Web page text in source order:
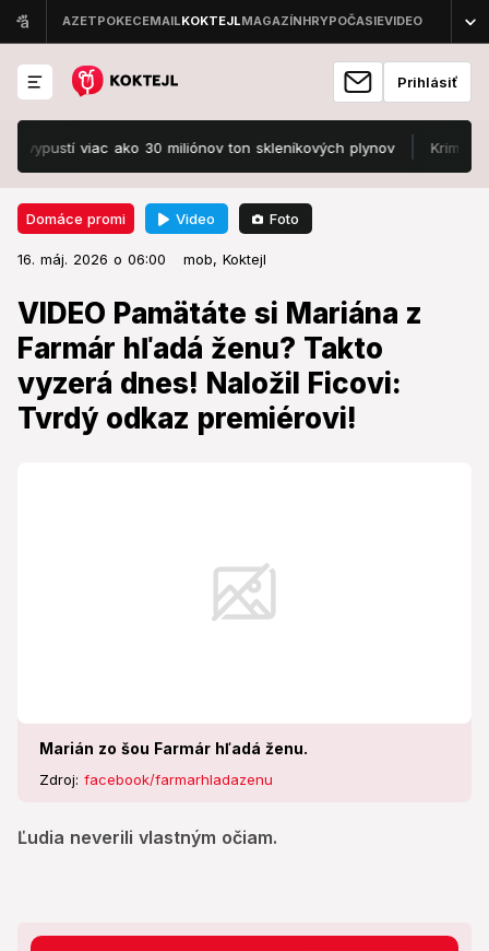
Prihlásiť
viac ako 30 miliónov ton skleníkových plynov Kriminalista
Domáce promi Video Foto
16. máj. 2026 o 06:00 mob, Koktejl
VIDEO Pamätáte si Mariána z
Farmár hľadá ženu? Takto
vyzerá dnes! Naložil Ficovi:
Tvrdý odkaz premiérovi!
Marián zo šou Farmár hľadá ženu.
Zdroj: facebook/farmarhladazenu
Ľudia neverili vlastným očiam.
Domáce promi 16. máj. 2026 o 06:00
VIDEO Pamätáte si Mariána z
Farmár hľadá ženu? Takto vyzerá
dnes! Naložil Ficovi: Tvrdý odkaz
premiérovi!
Ľudia neverili vlastným očiam.